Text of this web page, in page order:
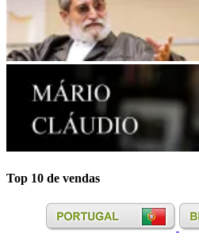
Top 10 de vendas